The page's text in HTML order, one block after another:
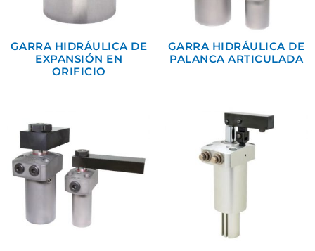
GARRA HIDRÁULICA DE
EXPANSIÓN EN
ORIFICIO
GARRA HIDRÁULICA DE
PALANCA ARTICULADA